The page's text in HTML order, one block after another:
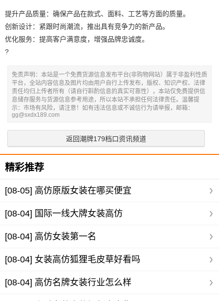
提升产品质量：确保产品在款式、面料、工艺等方面的质量。
创新设计：紧跟时尚潮流，推出具有竞争力的新产品。
优化服务：提高客户满意度，增强品牌忠诚度。
?
免责声明：本站是一个免费货源信息发布平台(非购物网站）属于非盈利性质
平台，全站内容信息及图片均由用户自行上传发布，版权、知识产权、法律
责任均归上传者所有（请自行斟酌信息的真实可靠性），本站仅免费提供信
息储存服务与货源信息参考用途，所以本站不承担任何法律责任。温馨提
示：市场有风险，请注意！如有违法信息或不诚信行为请举报，邮箱：
gg@sxdx189.com
返回潮牌179档口资讯频道
精彩推荐
[08-05] 高仿原版女装在哪买便宜
[08-04] 国际一线大牌女装高仿
[08-04] 高仿女装第一名
[08-04] 女装高仿狐狸毛皮草好看吗
[08-04] 高仿名牌女装行业怎么样